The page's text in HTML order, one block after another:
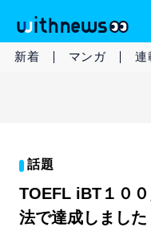
新着 マンガ 連
話題
TOEFL iBT１０
法で達成しました